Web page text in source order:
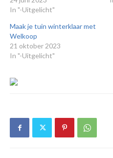
In "-Uitgelicht"
Maak je tuin winterklaar met
Welkoop
21 oktober 2023
In "-Uitgelicht"